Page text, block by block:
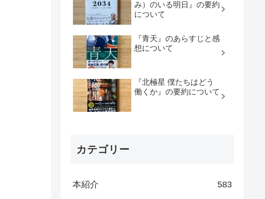
み）のいる明日』の要約
について
『青天』のあらすじと感
想について
『北極星 僕たちはどう
働くか』の要約について
カテゴリー
本紹介 583